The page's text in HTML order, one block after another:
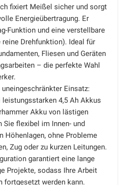
fixiert Meißel sicher und sorgt
Energieübertragung. Er
Funktion und eine verstellbare
Drehfunktion). Ideal für
Fliesen und Geräten
– die perfekte Wahl
Einsatz:
4,5 Ah Akkus
Akku von lästigen
Sie flexibel im Innen- und
Höhenlagen, ohne Probleme
Zug oder zu kurzen Leitungen.
garantiert eine lange
Projekte, sodass Ihre Arbeit
fortgesetzt werden kann.